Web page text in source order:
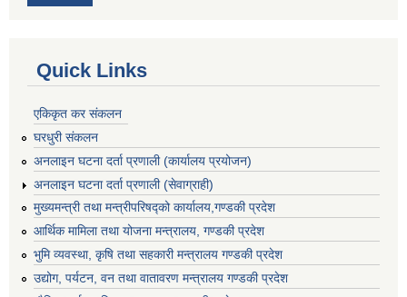
Quick Links
एकिकृत कर संकलन
घरधुरी संकलन
अनलाइन घटना दर्ता प्रणाली (कार्यालय प्रयोजन)
अनलाइन घटना दर्ता प्रणाली (सेवाग्राही)
मुख्यमन्त्री तथा मन्त्रीपरिषद्को कार्यालय,गण्डकी प्रदेश
आर्थिक मामिला तथा योजना मन्त्रालय, गण्डकी प्रदेश
भुमि व्यवस्था, कृषि तथा सहकारी मन्त्रालय गण्डकी प्रदेश
उद्योग, पर्यटन, वन तथा वातावरण मन्त्रालय गण्डकी प्रदेश